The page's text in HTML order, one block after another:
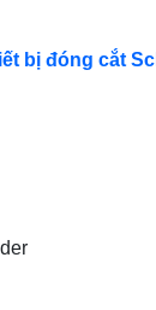
bị đóng cắt